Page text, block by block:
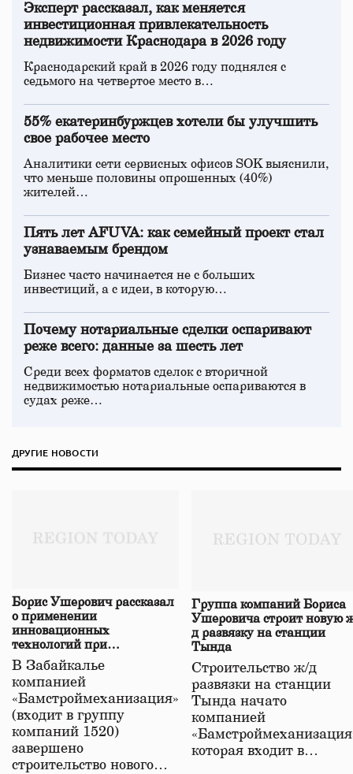
Эксперт рассказал, как меняется
инвестиционная привлекательность
недвижимости Краснодара в 2026 году
Краснодарский край в 2026 году поднялся с
седьмого на четвертое место в…
55% екатеринбуржцев хотели бы улучшить
свое рабочее место
Аналитики сети сервисных офисов SOK выяснили,
что меньше половины опрошенных (40%)
жителей…
Пять лет AFUVA: как семейный проект стал
узнаваемым брендом
Бизнес часто начинается не с больших
инвестиций, а с идеи, в которую…
Почему нотариальные сделки оспаривают
реже всего: данные за шесть лет
Среди всех форматов сделок с вторичной
недвижимостью нотариальные оспариваются в
судах реже…
ДРУГИЕ НОВОСТИ
Борис Ушерович рассказал
о применении
инновационных
технологий при
строительстве нового моста
в Забайкалье
В Забайкалье
компанией
«Бамстроймеханизация»
(входит в группу
компаний 1520)
завершено
строительство нового…
Группа компаний Бориса
Ушеровича строит новую
д развязку на станции
Тында
Строительство ж/д
развязки на станции
Тында начато
компанией
которая входит в…